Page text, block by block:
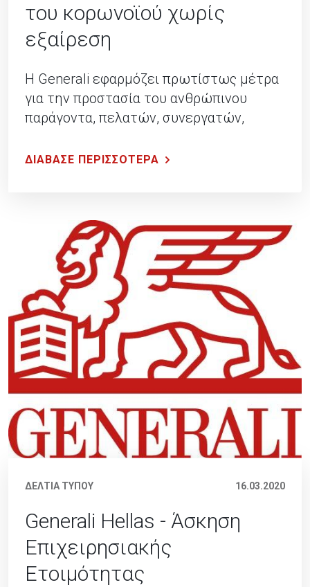
του κορωνοϊού χωρίς
εξαίρεση
Η Generali εφαρμόζει πρωτίστως μέτρα
για την προστασία του ανθρώπινου
παράγοντα, πελατών, συνεργατών,
ΔΙΑΒΑΣΕ ΠΕΡΙΣΣΟΤΕΡΑ
ΔΕΛΤΙΑ ΤΥΠΟΥ 16.03.2020
Generali Hellas - Άσκηση
Επιχειρησιακής
Ετοιμότητας